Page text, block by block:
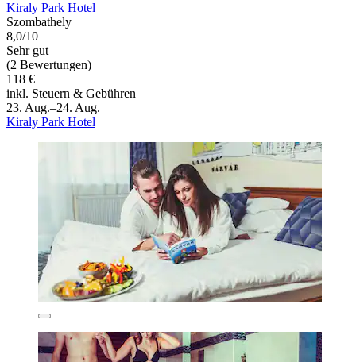
Kiraly Park Hotel
Szombathely
8,0/10
Sehr gut
(2 Bewertungen)
118 €
inkl. Steuern & Gebühren
23. Aug.–24. Aug.
Kiraly Park Hotel